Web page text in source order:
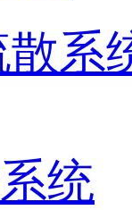
系
统